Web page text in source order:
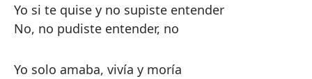
Yo si te quise y no supiste entender
No, no pudiste entender, no
Yo solo amaba, vivía y moría